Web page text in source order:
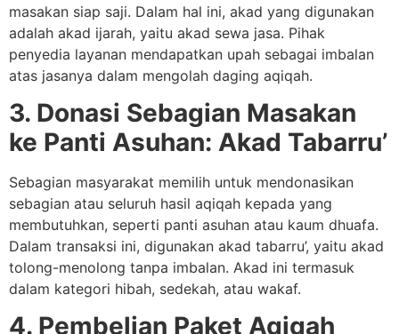
masakan siap saji. Dalam hal ini, akad yang digunakan
adalah akad ijarah, yaitu akad sewa jasa. Pihak
penyedia layanan mendapatkan upah sebagai imbalan
atas jasanya dalam mengolah daging aqiqah.
3. Donasi Sebagian Masakan
ke Panti Asuhan: Akad Tabarru’
Sebagian masyarakat memilih untuk mendonasikan
sebagian atau seluruh hasil aqiqah kepada yang
membutuhkan, seperti panti asuhan atau kaum dhuafa.
Dalam transaksi ini, digunakan akad tabarru’, yaitu akad
tolong-menolong tanpa imbalan. Akad ini termasuk
dalam kategori hibah, sedekah, atau wakaf.
4. Pembelian Paket Aqiqah